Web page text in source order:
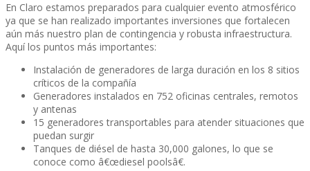
En Claro estamos preparados para cualquier evento atmosférico
ya que se han realizado importantes inversiones que fortalecen
aún más nuestro plan de contingencia y robusta infraestructura.
Aquí­ los puntos más importantes:
Instalación de generadores de larga duración en los 8 sitios
crí­ticos de la compañí­a
Generadores instalados en 752 oficinas centrales, remotos
y antenas
15 generadores transportables para atender situaciones que
puedan surgir
Tanques de diésel de hasta 30,000 galones, lo que se
conoce como â€œdiesel poolsâ€.